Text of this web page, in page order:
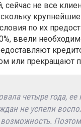
не все
по их
ввели
или прекращают
четыре года,
не успели
возможность.